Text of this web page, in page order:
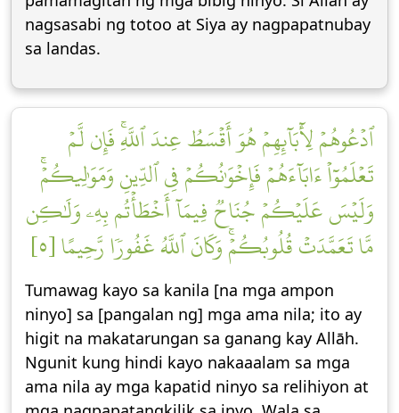
nagsasabi ng totoo at Siya ay nagpapatnubay
sa landas.
ٱدۡعُوهُمۡ لِأٓبَآئِهِمۡ هُوَ أَقۡسَطُ عِندَ ٱللَّهِۚ فَإِن لَّمۡ
تَعۡلَمُوٓاْ ءَابَآءَهُمۡ فَإِخۡوَٰنُكُمۡ فِي ٱلدِّينِ وَمَوَٰلِيكُمۡۚ
وَلَيۡسَ عَلَيۡكُمۡ جُنَاحٞ فِيمَآ أَخۡطَأۡتُم بِهِۦ وَلَٰكِن
مَّا تَعَمَّدَتۡ قُلُوبُكُمۡۚ وَكَانَ ٱللَّهُ غَفُورٗا رَّحِيمًا [٥]
Tumawag kayo sa kanila [na mga ampon
ninyo] sa [pangalan ng] mga ama nila; ito ay
higit na makatarungan sa ganang kay Allāh.
Ngunit kung hindi kayo nakaaalam sa mga
ama nila ay mga kapatid ninyo sa relihiyon at